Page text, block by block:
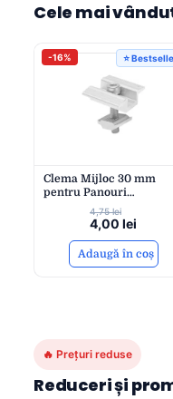
Cele mai
⭐
-16%
Clema Mijloc 30 mm
pentru Panouri
Fotovoltaice | Aluminiu
Rezistent la Coroziune si
Otel Inoxidabil | Instalare
Rapidă | eSol
4,75lei
4,00 lei
Adaugă în coș
🔥 Prețuri reduse
Reduceri și